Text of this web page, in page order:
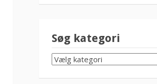
Søg kategori
SØG
KATEGORI